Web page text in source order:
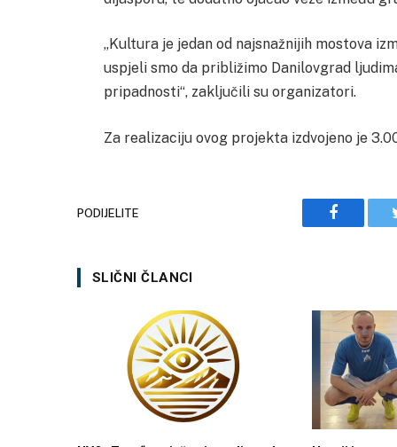
„Kultura je jedan od najsnažnijih mostova
uspjeli smo da približimo Danilovgrad
pripadnosti“, zaključili su organizatori.
Za realizaciju ovog projekta izdvojeno je
PODIJELITE
Facebook
SLIČNI ČLANCI